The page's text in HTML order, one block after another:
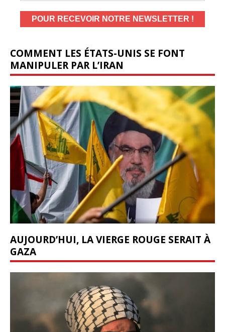
COMMENT LES ÉTATS-UNIS SE FONT
MANIPULER PAR L’IRAN
AUJOURD’HUI, LA VIERGE ROUGE SERAIT À
GAZA